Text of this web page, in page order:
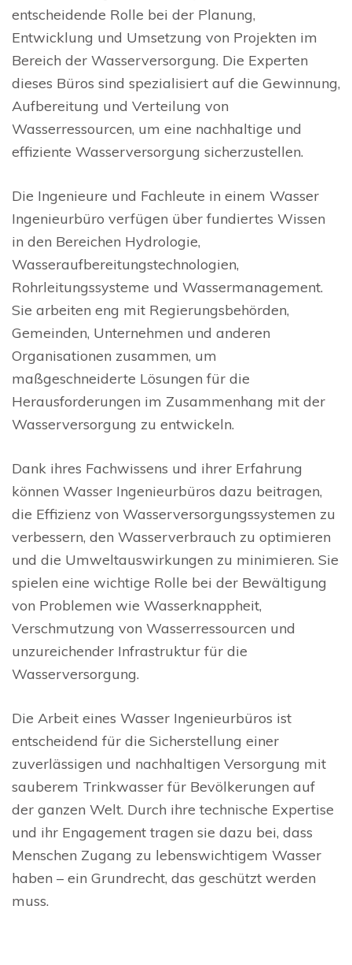
entscheidende Rolle bei der Planung,
Entwicklung und Umsetzung von Projekten im
Bereich der Wasserversorgung. Die Experten
dieses Büros sind spezialisiert auf die Gewinnung,
Aufbereitung und Verteilung von
Wasserressourcen, um eine nachhaltige und
effiziente Wasserversorgung sicherzustellen.
Die Ingenieure und Fachleute in einem Wasser
Ingenieurbüro verfügen über fundiertes Wissen
in den Bereichen Hydrologie,
Wasseraufbereitungstechnologien,
Rohrleitungssysteme und Wassermanagement.
Sie arbeiten eng mit Regierungsbehörden,
Gemeinden, Unternehmen und anderen
Organisationen zusammen, um
maßgeschneiderte Lösungen für die
Herausforderungen im Zusammenhang mit der
Wasserversorgung zu entwickeln.
Dank ihres Fachwissens und ihrer Erfahrung
können Wasser Ingenieurbüros dazu beitragen,
die Effizienz von Wasserversorgungssystemen zu
verbessern, den Wasserverbrauch zu optimieren
und die Umweltauswirkungen zu minimieren. Sie
spielen eine wichtige Rolle bei der Bewältigung
von Problemen wie Wasserknappheit,
Verschmutzung von Wasserressourcen und
unzureichender Infrastruktur für die
Wasserversorgung.
Die Arbeit eines Wasser Ingenieurbüros ist
entscheidend für die Sicherstellung einer
zuverlässigen und nachhaltigen Versorgung mit
sauberem Trinkwasser für Bevölkerungen auf
der ganzen Welt. Durch ihre technische Expertise
und ihr Engagement tragen sie dazu bei, dass
Menschen Zugang zu lebenswichtigem Wasser
haben – ein Grundrecht, das geschützt werden
muss.